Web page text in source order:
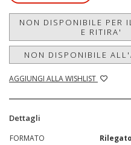
NON DISPONIBILE PER
E RITIRA'
NON DISPONIBILE
AGGIUNGI ALLA WISHLIST
Dettagli
FORMATO
Rilegato